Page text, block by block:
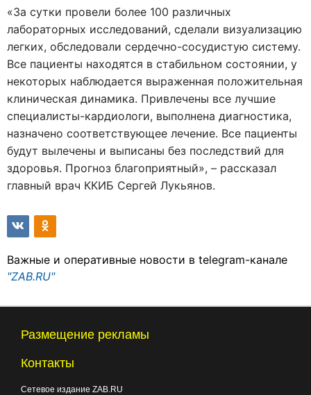
«За сутки провели более 100 различных
лабораторных исследований, сделали визуализацию
легких, обследовали сердечно-сосудистую систему.
Все пациенты находятся в стабильном состоянии, у
некоторых наблюдается выраженная положительная
клиническая динамика. Привлечены все лучшие
специалисты-кардиологи, выполнена диагностика,
назначено соответствующее лечение. Все пациенты
будут вылечены и выписаны без последствий для
здоровья. Прогноз благоприятный», – рассказал
главный врач ККИБ Сергей Лукьянов.
Важные и оперативные новости в telegram-канале
"ZAB.RU"
Размещение рекламы
Контакты
Сетевое издание ZAB.RU